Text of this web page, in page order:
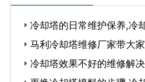
冷却塔的日常维护保养,冷
马利冷却塔维修厂家带大
哪…冷却塔效果不好的维修解